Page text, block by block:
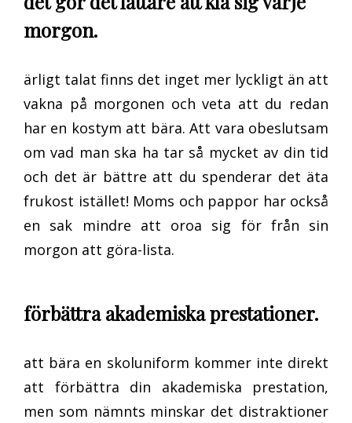
morgon.
ärligt talat finns det inget mer lyckligt än att
vakna på morgonen och veta att du redan
har en kostym att bära. Att vara obeslutsam
om vad man ska ha tar så mycket av din tid
och det är bättre att du spenderar det äta
frukost istället! Moms och pappor har också
en sak mindre att oroa sig för från sin
morgon att göra-lista.
förbättra akademiska prestationer.
att bära en skoluniform kommer inte direkt
att förbättra din akademiska prestation,
men som nämnts minskar det distraktioner